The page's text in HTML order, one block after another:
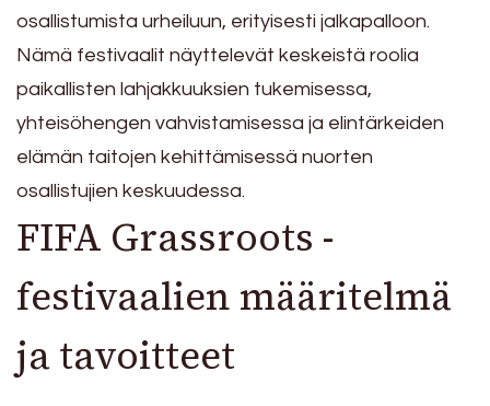
osallistumista urheiluun, erityisesti jalkapalloon.
Nämä festivaalit näyttelevät keskeistä roolia
paikallisten lahjakkuuksien tukemisessa,
yhteisöhengen vahvistamisessa ja elintärkeiden
elämän taitojen kehittämisessä nuorten
osallistujien keskuudessa.
FIFA Grassroots -
festivaalien määritelmä
ja tavoitteet